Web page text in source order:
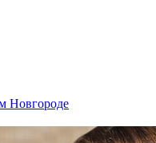
Новгороде